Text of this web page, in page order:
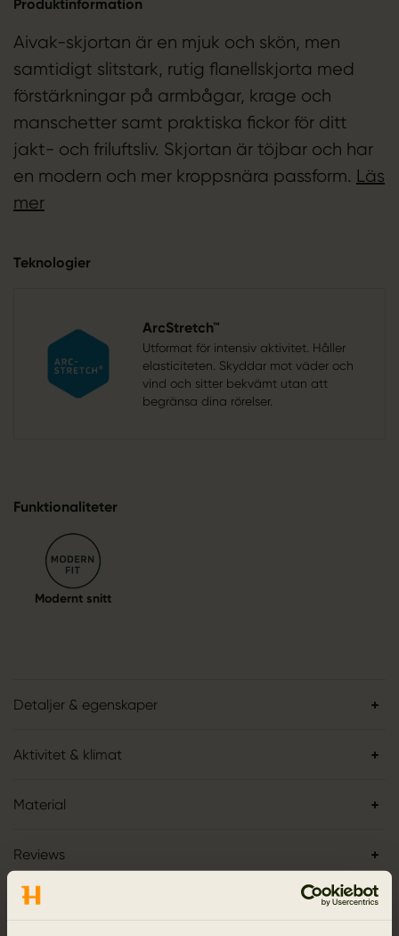
Produktinformation
Aivak-skjortan är en mjuk och skön, men
samtidigt slitstark, rutig flanellskjorta med
förstärkningar på armbågar, krage och
manschetter samt praktiska fickor för ditt
jakt- och friluftsliv. Skjortan är töjbar och har
en modern och mer kroppsnära passform. Läs
mer
Teknologier
ArcStretch™
Utformat för intensiv aktivitet. Håller
elasticiteten. Skyddar mot väder och
vind och sitter bekvämt utan att
begränsa dina rörelser.
Funktionaliteter
Modernt snitt
Detaljer & egenskaper
Aktivitet & klimat
Material
Reviews